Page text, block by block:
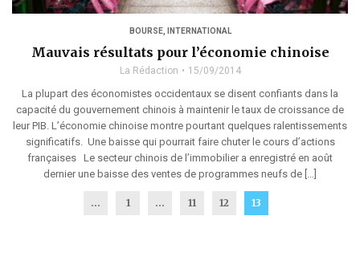
BOURSE, INTERNATIONAL
Mauvais résultats pour l’économie chinoise
La Rédaction 15/09/2014
La plupart des économistes occidentaux se disent confiants dans la
capacité du gouvernement chinois à maintenir le taux de croissance de
leur PIB. L’économie chinoise montre pourtant quelques ralentissements
significatifs. Une baisse qui pourrait faire chuter le cours d’actions
françaises Le secteur chinois de l’immobilier a enregistré en août
dernier une baisse des ventes de programmes neufs de […]
... 1 … 11 12 13